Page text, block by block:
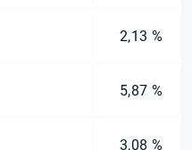
2,13 %
5,87 %
3,08 %